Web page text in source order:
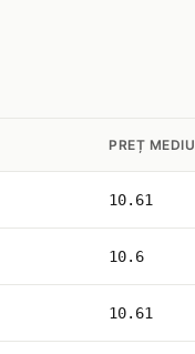
PREȚ MEDIU
10.61
10.6
10.61